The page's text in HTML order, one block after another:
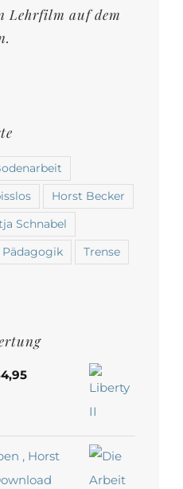
Lehrfilm auf dem
Horst Becker
Schnabel
Pädagogik Trense
, Horst